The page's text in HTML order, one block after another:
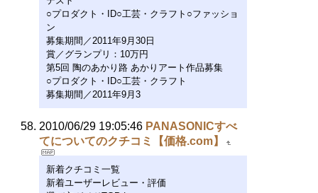
○プロダクト・ID○工芸・クラフト○ファッショ
ン
募集期間／2011年9月30日
賞／グランプリ：10万円
第5回 陶のあかり路 あかりアート作品募集
○プロダクト・ID○工芸・クラフト
募集期間／2011年9月3
2010/06/29 19:05:46 PANASONICすべ
てについてのクチコミ【価格.com】
新着クチコミ一覧
新着ユーザーレビュー・評価